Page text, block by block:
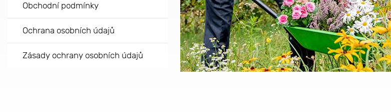
Obchodní podmínky
Ochrana osobních údajů
Zásady ochrany osobních údajů